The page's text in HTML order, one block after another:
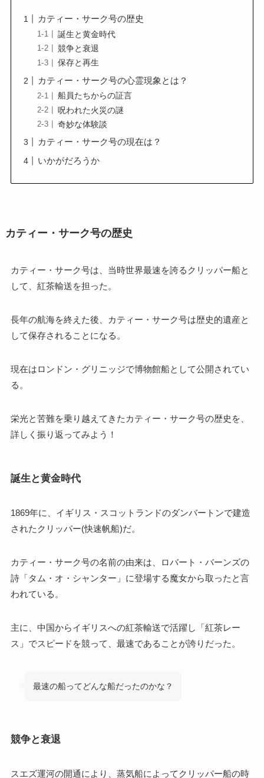
カティー・サーク号の歴史
誕生と黄金時代
競争と衰退
保存と再生
カティー・サーク号の心霊現象とは？
船員たちからの証言
呪われた火災の謎
奇妙な体験談
カティー・サーク号の現在は？
いかがだろうか
カティー・サーク号の歴史
カティー・サーク号は、当時世界最速を誇るクリッパー船と
して、紅茶輸送を担った。
長年の航海を終えた後、カティー・サーク号は歴史的遺産と
して保存されることになる。
現在はロンドン・グリニッジで博物館船として公開されてい
る。
栄光と苦難を乗り越えてきたカティー・サーク号の歴史を、
詳しく振り返ってみよう！
誕生と黄金時代
1869年に、イギリス・スコットランドのダンバートンで建造
されたクリッパー(快速帆船)だ。
カティー・サーク号の名前の由来は、ロバート・バーンズの
詩「タム・オ・シャンター」に登場する魔女から取ったと言
われている。
主に、中国からイギリスへの紅茶輸送で活躍し「紅茶レー
ス」でスピードを競って、最速であることが誇りだった。
最速の船ってどんな船だったのかな？
競争と衰退
スエズ運河の開通により、蒸気船によってクリッパー船の時